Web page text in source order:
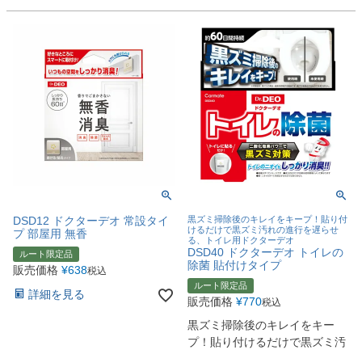
DSD12 ドクターデオ 常設タイ
プ 部屋用 無香
ルート限定品
販売価格 ¥638税込
詳細を見る
黒ズミ掃除後のキレイをキープ！貼り付
けるだけで黒ズミ汚れの進行を遅らせ
る、トイレ用ドクターデオ
DSD40 ドクターデオ トイレの
除菌 貼付けタイプ
ルート限定品
販売価格 ¥770税込
黒ズミ掃除後のキレイをキー
プ！貼り付けるだけで黒ズミ汚